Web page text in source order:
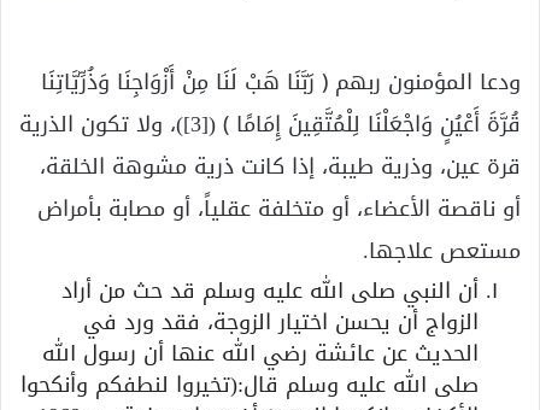
ودعا المؤمنون ربهم ﴿ رَبَّنَا هَبْ لَنَا مِنْ أَزْوَاجِنَا وَذُرِّيَّاتِنَا
قُرَّةَ أَعْيُنٍ وَاجْعَلْنَا لِلْمُتَّقِينَ إِمَامًا ﴾ ([3] )، ولا تكون الذرية
قرة عين، وذرية طيبة، إذا كانت ذرية مشوهة الخلقة،
أو ناقصة الأعضاء، أو متخلفة عقلياً، أو مصابة بأمراض
مستعص علاجها.
أن النبي صلى الله عليه وسلم قد حث من أراد
الزواج أن يحسن اختيار الزوجة، فقد ورد في
الحديث عن عائشة رضي الله عنها أن رسول الله
صلى الله عليه وسلم قال:(تخيروا لنطفكم وأنكحوا